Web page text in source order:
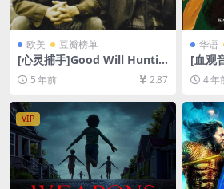
欧美 豆瓣榜单
[心灵捕手]Good Will Huntin
g (1997)[百度网盘+迅雷云盘
资源1080P超清未删减][MP4/
8.2GB][中英字幕]
5 年前 2.87
华语
[血观
盘+夸
80P
[中文
4 年
VIP